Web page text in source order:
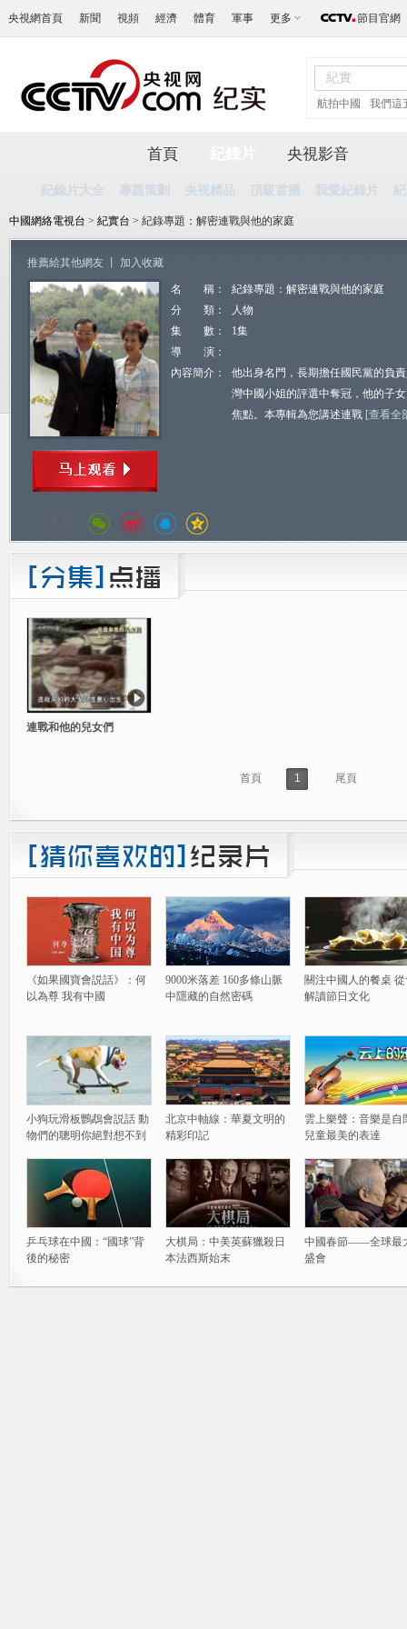
央視網首頁 新聞 視頻 經濟 體育 軍事 更多 節目官網
航拍中國 我們這
首頁
紀錄片大全 專題策劃 央視精品 頂級首播 我愛紀錄片
央視影音
中國網絡電視台 > 紀實台 > 紀錄專題：解密連戰與他的家庭
推薦給其他網友 加入收藏
名 稱：
紀錄專題：解密連戰與他的家庭
分 類：
人物
集 數：
1集
導 演：
內容簡介：
他出身名門，長期擔任國民黨的負
灣中國小姐的評選中奪冠，他的子
焦點。本專輯為您講述連戰 [查看全
分享：
連戰和他的兒女們
首頁 1 尾頁
《如果國寶會説話》：何
以為尊 我有中國
9000米落差 160多條山脈
中隱藏的自然密碼
關注中國人的餐桌
解讀節日文化
小狗玩滑板鸚鵡會説話 動
物們的聰明你絕對想不到
北京中軸線：華夏文明的
精彩印記
雲上樂聲：音樂是自
兒童最美的表達
乒乓球在中國：“國球”背
後的秘密
大棋局：中美英蘇獵殺日
本法西斯始末
中國春節——全球最
盛會